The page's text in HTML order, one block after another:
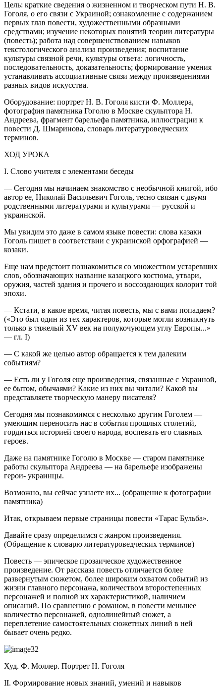
Цель: краткие сведения о жизненном и творческом пути Н. В.
Гоголя, о его связи с Украиной; ознакомление с содержанием
первых глав повести, художественными образными
средствами; изучение некоторых понятий теории литературы
(повесть); работа над совершенствованием навыков
текстологического анализа произведения; воспитание
культуры связной речи, культуры ответа: логичность,
последовательность, доказательность; формирование умения
устанавливать ассоциативные связи между произведениями
разных видов искусства.
Оборудование: портрет Н. В. Гоголя кисти Ф. Моллера,
фотография памятника Гоголю в Москве скульптора Н.
Андреева, фрагмент барельефа памятника, иллюстрации к
повести Д. Шмаринова, словарь литературоведческих
терминов.
ХОД УРОКА
І. Слово учителя с элементами беседы
— Сегодня мы начинаем знакомство с необычной книгой, ибо
автор ее, Николай Васильевич Гоголь, тесно связан с двумя
родственными литературами и культурами — русской и
украинской.
Мы увидим это даже в самом языке повести: слова казаки
Гоголь пишет в соответствии с украинской орфографией —
козаки.
Еще нам предстоит познакомиться со множеством устаревших
слов, обозначающих название казацкого костюма, утвари,
оружия, частей здания и прочего и воссоздающих колорит той
эпохи.
— Кстати, в какое время, читая повесть, мы с вами попадаем?
(«Это был один из тех характеров, которые могли возникнуть
только в тяжелый XV век на полукочующем углу Европы...»
— гл. I)
— С какой же целью автор обращается к тем далеким
событиям?
— Есть ли у Гоголя еще произведения, связанные с Украиной,
ее бытом, обычаями? Какие из них вы читали? Какой вы
представляете творческую манеру писателя?
Сегодня мы познакомимся с несколько другим Гоголем —
умеющим переносить нас в события прошлых столетий,
гордиться историей своего народа, воспевать его славных
героев.
Даже на памятнике Гоголю в Москве — старом памятнике
работы скульптора Андреева — на барельефе изображены
герои- украинцы.
Возможно, вы сейчас узнаете их... (обращение к фотографии
памятника)
Итак, открываем первые страницы повести «Тарас Бульба».
Давайте сразу определимся с жанром произведения.
(Обращение к словарю литературоведческих терминов)
Повесть — эпическое прозаическое художественное
произведение. От рассказа повесть отличается более
развернутым сюжетом, более широким охватом событий из
жизни главного персонажа, количеством второстепенных
персонажей и полной их характеристикой, наличием
описаний. По сравнению с романом, в повести меньшее
количество персонажей, однолинейный сюжет, а
переплетение самостоятельных сюжетных линий в ней
бывает очень редко.
Худ. Ф. Моллер. Портрет Н. Гоголя
ІІ. Формирование новых знаний, умений и навыков